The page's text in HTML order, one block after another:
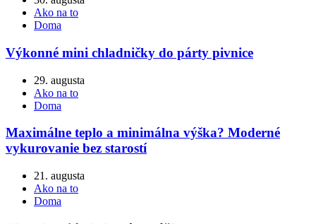
Ako na to
Doma
Výkonné mini chladničky do párty pivnice
29. augusta
Ako na to
Doma
Maximálne teplo a minimálna výška? Moderné
vykurovanie bez starostí
21. augusta
Ako na to
Doma